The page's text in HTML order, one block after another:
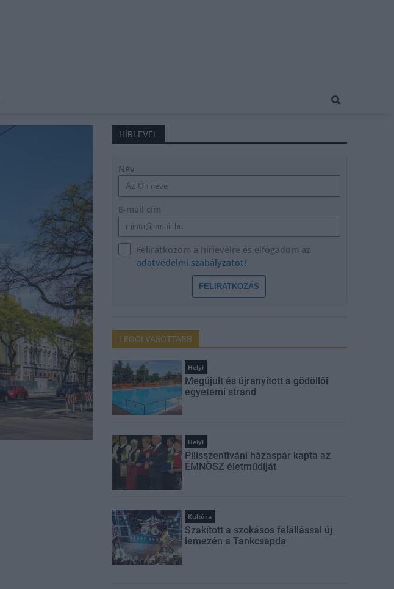
HÍRLEVÉL
Név
E-mail cím
Feliratkozom a hírlevélre és elfogadom az
adatvédelmi szabályzatot!
FELIRATKOZÁS
LEGOLVASOTTABB
Helyi
Megújult és újranyitott a gödöllői
egyetemi strand
Helyi
Pilisszentiváni házaspár kapta az
ÉMNÖSZ életműdíját
Kultúra
Szakított a szokásos felállással új
lemezén a Tankcsapda